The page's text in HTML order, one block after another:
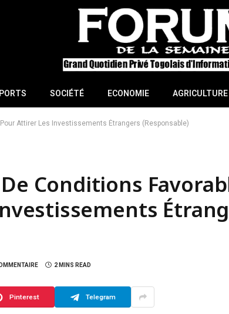
SOCIÉTÉ ECONOMIE AGRICULTURE
Attirer Les Investissements Étrangers (Responsable)
Conditions
2 MINS READ
Pinterest Telegram